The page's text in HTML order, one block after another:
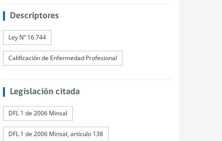
Descriptores
Ley Nº 16.744
Calificación de Enfermedad Profesional
Legislación citada
DFL 1 de 2006 Minsal
DFL 1 de 2006 Minsal, artículo 138